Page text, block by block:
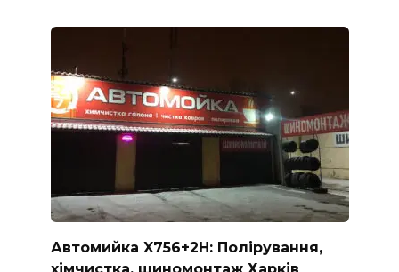
Автомийка X756+2H: Полірування,
хімчистка, шиномонтаж Харків